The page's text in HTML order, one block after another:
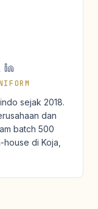
sejak 2018.
dan
batch 500
di Koja,